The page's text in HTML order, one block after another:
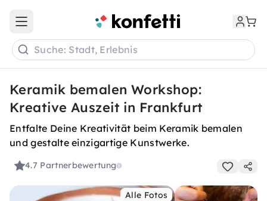
Open main menu
Suche: Stadt, Erlebnis
Keramik bemalen Workshop:
Kreative Auszeit in Frankfurt
Entfalte Deine Kreativität beim Keramik bemalen
und gestalte einzigartige Kunstwerke.
4.7 Partnerbewertung
Alle Fotos